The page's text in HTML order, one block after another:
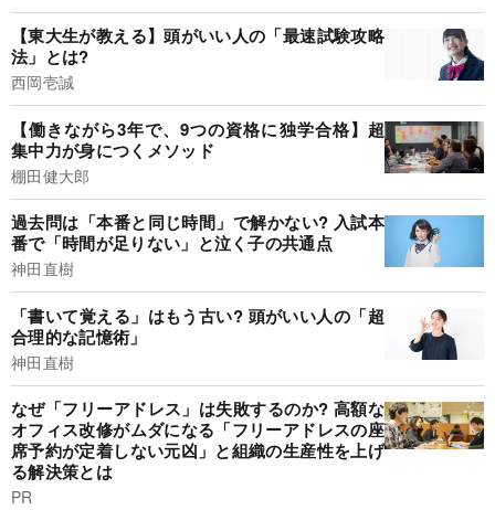
【東大生が教える】頭がいい人の「最速試験攻略
法」とは?
西岡壱誠
【働きながら3年で、9つの資格に独学合格】超
集中力が身につくメソッド
棚田健大郎
過去問は「本番と同じ時間」で解かない? 入試本
番で「時間が足りない」と泣く子の共通点
神田直樹
「書いて覚える」はもう古い? 頭がいい人の「超
合理的な記憶術」
神田直樹
なぜ「フリーアドレス」は失敗するのか? 高額な
オフィス改修がムダになる「フリーアドレスの座
席予約が定着しない元凶」と組織の生産性を上げ
る解決策とは
PR